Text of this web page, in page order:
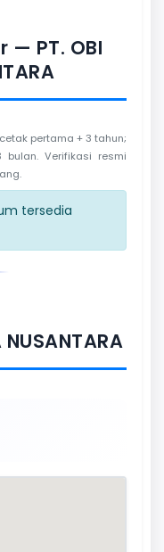
— PT. OBI
pertama + 3 tahun;
Verifikasi resmi
tersedia